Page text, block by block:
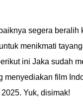
segera beralih
untuk menikmati
ini Jaka sudah
menyediakan film
Yuk, disimak!